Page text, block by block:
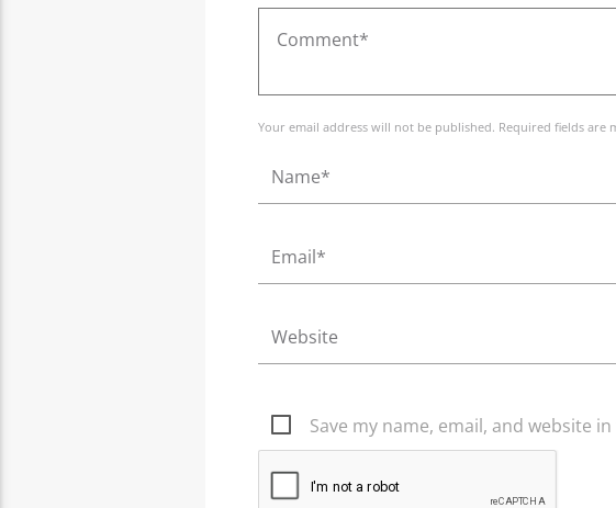
Your email address will not be published. Required fields are
Save my name, email, and website